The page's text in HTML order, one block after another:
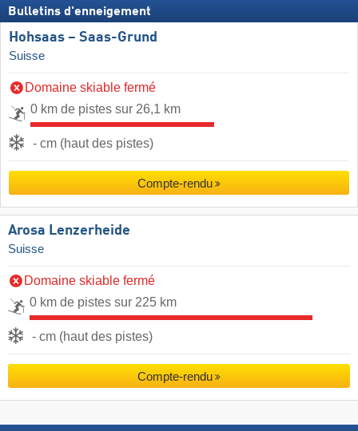
Bulletins d'enneigement
Hohsaas – Saas-Grund
Suisse
Domaine skiable fermé
0 km de pistes sur 26,1 km
- cm (haut des pistes)
Compte-rendu
Arosa Lenzerheide
Suisse
Domaine skiable fermé
0 km de pistes sur 225 km
- cm (haut des pistes)
Compte-rendu